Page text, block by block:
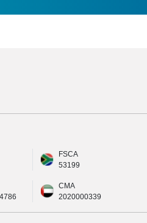
FSCA
53199
CMA
2020000339